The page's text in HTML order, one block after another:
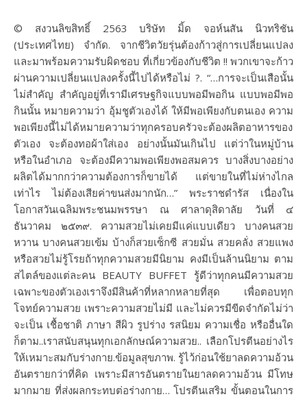
© สงวนลิขสิทธิ์ 2563 บริษัท มิ้ด จอห์นสัน นิวทริชัน
(ประเทศไทย) จำกัด. จากชีวิตวัยรุ่นต้องก้าวสู่การเปลี่ยนแปลง
และมาพร้อมความรับผิดชอบ ที่เกี่ยวข้องกับชีวิต !! พวกเขาจะก้าว
ผ่านความเปลี่ยนแปลงครั้งนี้ไปได้หรือไม่ ?. “…การจะเป็นเสือนั้น
ไม่สำคัญ สำคัญอยู่ที่เรามีเศรษฐกิจแบบพอมีพอกิน แบบพอมีพอ
กินนั้น หมายความว่า อุ้มชูตัวเองได้ ให้มีพอเพียงกับตนเอง ความ
พอเพียงนี้ไม่ได้หมายความว่าทุกครอบครัวจะต้องผลิตอาหารของ
ตัวเอง จะต้องทอผ้าใส่เอง อย่างนั้นมันเกินไป แต่ว่าในหมู่บ้าน
หรือในอำเภอ จะต้องมีความพอเพียงพอสมควร บางสิ่งบางอย่าง
ผลิตได้มากกว่าความต้องการก็ขายได้ แต่ขายในที่ไม่ห่างไกล
เท่าไร ไม่ต้องเสียค่าขนส่งมากนัก…” พระราชดำรัส เนื่องใน
โอกาสวันเฉลิมพระชนมพรรษา ณ ศาลาดุสิดาลัย วันที่ ๔
ธันวาคม ๒๕๓๙. ความสวยไม่เคยมีแค่แบบเดียว บางคนสวย
หวาน บางคนสวยเข้ม บ้างก็สวยเซ็กซี สวยมั่น สวยคลั่ง สวยแพง
หรือสวยไม่รู้โรยถ้าทุกความสวยมีนิยาม คงมีเป็นล้านนิยาม ตาม
สไตล์ของแต่ละคน BEAUTY BUFFET รู้ดีว่าทุกคนมีความสวย
เฉพาะของตัวเองเราจึงมีสินค้าที่หลากหลายที่สุด เพื่อตอบทุก
โจทย์ความสวย เพราะความสวยไม่มี และไม่ควรมีขีดจำกัดไม่ว่า
จะเป็น เชื้อชาติ ภาษา สีผิว รูปร่าง รสนิยม ความเชื่อ หรืออื่นใด
ก็ตาม..เราสนับสนุนทุกเอกลักษณ์ความสวย.. เลือกโปรตีนอย่างไร
ให้เหมาะสมกับร่างกาย.ข้อมูลสุขภาพ. รู้ไว้ก่อนใช้ยาลดความอ้วน
อันตรายกว่าที่คิด เพราะมีสารอันตรายในยาลดความอ้วน มีโทษ
มากมาย ที่ส่งผลกระทบต่อร่างกาย… โปรตีนเสริม ขั้นตอนในการ